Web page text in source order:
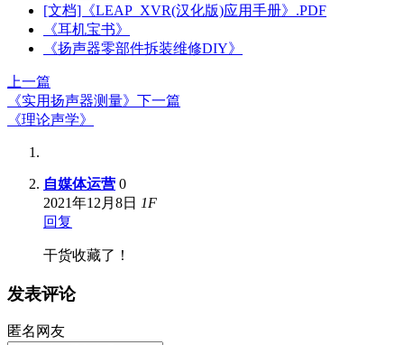
[文档]《LEAP_XVR(汉化版)应用手册》.PDF
《耳机宝书》
《扬声器零部件拆装维修DIY》
上一篇
《实用扬声器测量》 下一篇
《理论声学》
自媒体运营 0
2021年12月8日 1F
回复
干货收藏了！
发表评论
匿名网友